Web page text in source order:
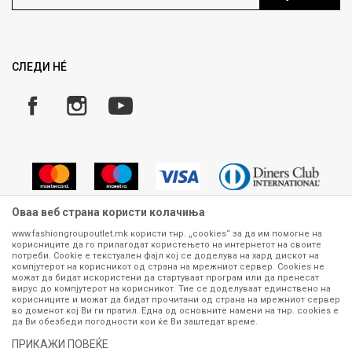
Замена и рефундација на производи
Плаќање
СЛЕДИ НÉ
Сите информации околу производите кои се изложени на нашата
онлајн продавница се стремиме да бидат конкретни, точни и прецизни,
меѓутоа не можеме да гарантираме дека се без ниту една грешка или
пак дека сите производи во моментот се достапни на залиха.
Фотографиите се најверодостојниот приказ на производот. Доколку
дојде до потреба за замена на производ или рефундација, процедурата
контактирајте не на телефонскиот број 070 275 363 или на е-
Оваа веб страна користи колачиња
www.fashiongroupoutlet.mk користи тнр. „cookies“ за да им помогне на
корисниците да го прилагодат користењето на интернетот на своите
потреби. Cookie е текстуален фајл кој се доделува на хард дискот на
компјутерот на корисникот од страна на мрежниот сервер. Cookies не
можат да бидат искористени да стартуваат програм или да пренесат
вирус до компјутерот на корисникот. Тие се доделуваат единствено на
корисниците и можат да бидат прочитани од страна на мрежниот сервер
во доменот кој Ви ги пратил. Една од основните намени на тнр. сookies е
да Ви обезбеди погодности кои ќе Ви заштедат време.
ПРИКАЖИ ПОВЕЌЕ